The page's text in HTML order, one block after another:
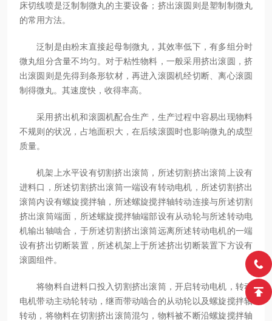
床切线喷是泛制制微丸的主要设备；挤出滚圆则是塑制制微丸
的常用方法。
泛制是由粉末直接起母制微丸，其效率低下，有多组分时
微丸组分含量不均匀。对于粘性物料，一般采用挤出滚圆，挤
出滚圆则是先得到条形软材，再进入滚圆机经切断、离心滚圆
制得微丸。其速度快，收得率高。
采用挤出机和滚圆机配合生产，生产过程中容易出现物料
不规则的状况，占地面积大，在后续滚圆时也影响微丸的成型
质量。
机架上水平设有切割挤出滚筒，所述切割挤出滚筒上设有
进料口，所述切割挤出滚筒一端设有转动电机，所述切割挤出
滚筒内设有螺旋搅拌轴，所述螺旋搅拌轴转动连接与所述切割
挤出滚筒端面，所述螺旋搅拌轴端部设有从动轮与所述转动电
机输出轴啮合，于所述切割挤出滚筒远离所述转动电机的一端
设有挤出切断装置，所述机架上于所述挤出切断装置下方设有
滚圆组件。
将物料自进料口投入切割挤出滚筒，开启转动电机，转动
电机带动主动轮转动，继而带动啮合的从动轮以及螺旋搅拌轴
转动，将物料在切割挤出滚筒混匀，物料被不断沿螺旋搅拌轴